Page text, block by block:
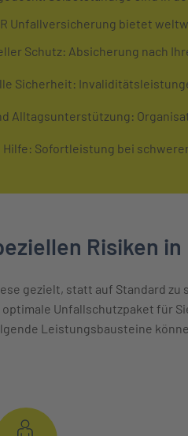
Unfallversicherung bietet
Schutz: Absicherung nach
Sicherheit:
Alltagsunterstützung:
Hilfe: Sofortleistung bei
Risiken
gezielt, statt auf Standard zu
Unfallschutzpaket für
Leistungsbausteine